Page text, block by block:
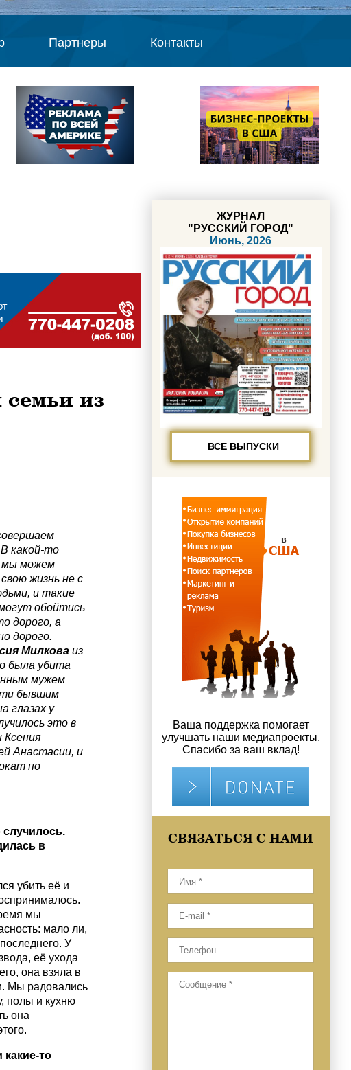
Партнеры Контакты
из
какой-то
можем
жизнь не с
и такие
обойтись
дорого, а
дорого.
Милковаиз
была убита
мужем
бывшим
глазах у
это в
Ксения
Анастасии, и
по
в
убить её и
мы
мало ли,
У
её ухода
она взяла в
Мы радовались
полы и кухню
она
то
ЖУРНАЛ
"РУССКИЙ ГОРОД"
Июнь, 2026
ВСЕ ВЫПУСКИ
Ваша поддержка помогает
улучшать наши медиапроекты.
Спасибо за ваш вклад!
СВЯЗАТЬСЯ С НАМИ